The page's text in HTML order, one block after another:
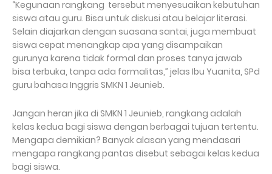
“Kegunaan rangkang tersebut menyesuaikan kebutuhan
siswa atau guru. Bisa untuk diskusi atau belajar literasi.
Selain diajarkan dengan suasana santai, juga membuat
siswa cepat menangkap apa yang disampaikan
gurunya karena tidak formal dan proses tanya jawab
bisa terbuka, tanpa ada formalitas,” jelas Ibu Yuanita, SPd
guru bahasa Inggris SMKN 1 Jeunieb.
Jangan heran jika di SMKN 1 Jeunieb, rangkang adalah
kelas kedua bagi siswa dengan berbagai tujuan tertentu.
Mengapa demikian? Banyak alasan yang mendasari
mengapa rangkang pantas disebut sebagai kelas kedua
bagi siswa.